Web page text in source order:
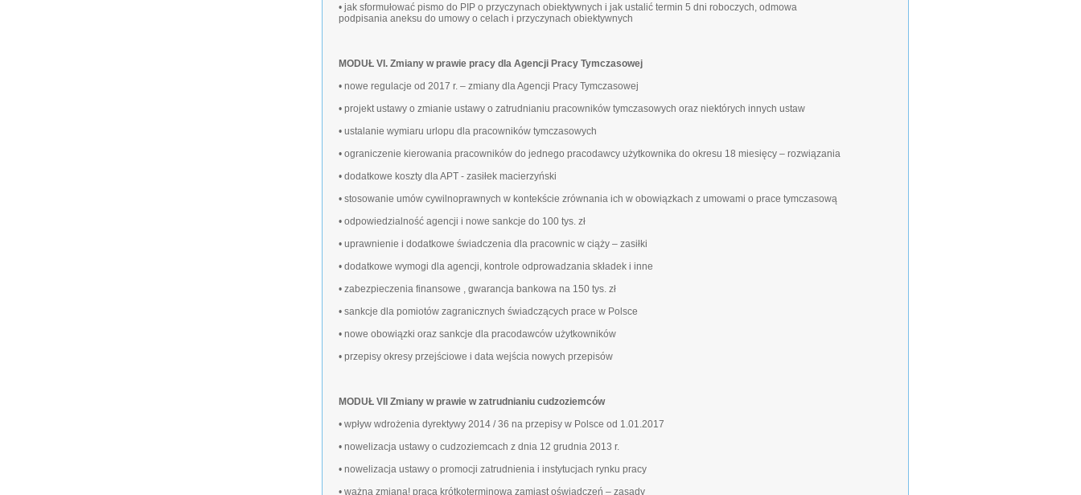
• jak sformułować pismo do PIP o przyczynach obiektywnych i jak ustalić termin 5 dni roboczych, odmowa
podpisania aneksu do umowy o celach i przyczynach obiektywnych
MODUŁ VI. Zmiany w prawie pracy dla Agencji Pracy Tymczasowej
• nowe regulacje od 2017 r. – zmiany dla Agencji Pracy Tymczasowej
• projekt ustawy o zmianie ustawy o zatrudnianiu pracowników tymczasowych oraz niektórych innych ustaw
• ustalanie wymiaru urlopu dla pracowników tymczasowych
• ograniczenie kierowania pracowników do jednego pracodawcy użytkownika do okresu 18 miesięcy – rozwiązania
• dodatkowe koszty dla APT - zasiłek macierzyński
• stosowanie umów cywilnoprawnych w kontekście zrównania ich w obowiązkach z umowami o prace tymczasową
• odpowiedzialność agencji i nowe sankcje do 100 tys. zł
• uprawnienie i dodatkowe świadczenia dla pracownic w ciąży – zasiłki
• dodatkowe wymogi dla agencji, kontrole odprowadzania składek i inne
• zabezpieczenia finansowe , gwarancja bankowa na 150 tys. zł
• sankcje dla pomiotów zagranicznych świadczących prace w Polsce
• nowe obowiązki oraz sankcje dla pracodawców użytkowników
• przepisy okresy przejściowe i data wejścia nowych przepisów
MODUŁ VII Zmiany w prawie w zatrudnianiu cudzoziemców
• wpływ wdrożenia dyrektywy 2014 / 36 na przepisy w Polsce od 1.01.2017
• nowelizacja ustawy o cudzoziemcach z dnia 12 grudnia 2013 r.
• nowelizacja ustawy o promocji zatrudnienia i instytucjach rynku pracy
• ważna zmiana! praca krótkoterminowa zamiast oświadczeń – zasady